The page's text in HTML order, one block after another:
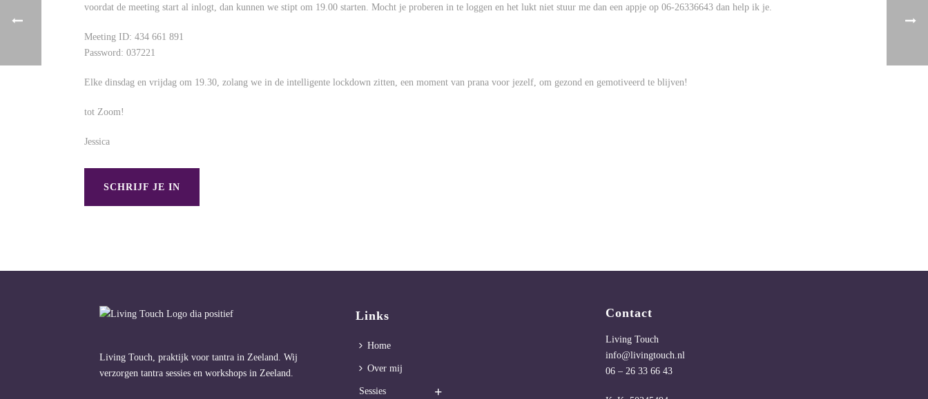
voordat de meeting start al inlogt, dan kunnen we stipt om 19.00 starten. Mocht je proberen in te loggen en het lukt niet stuur me dan een appje op 06-26336643 dan help ik je.
Meeting ID: 434 661 891
Password: 037221
Elke dinsdag en vrijdag om 19.30, zolang we in de intelligente lockdown zitten, een moment van prana voor jezelf, om gezond en gemotiveerd te blijven!
tot Zoom!
Jessica
SCHRIJF JE IN
Living Touch, praktijk voor tantra in Zeeland. Wij
verzorgen tantra sessies en workshops in Zeeland.
Links
Home
Over mij
Sessies
Contact
Living Touch
info@livingtouch.nl
06 – 26 33 66 43